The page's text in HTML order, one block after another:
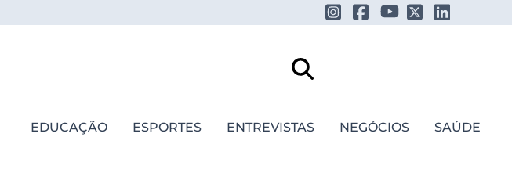
EDUCAÇÃO ESPORTES ENTREVISTAS NEGÓCIOS SAÚDE